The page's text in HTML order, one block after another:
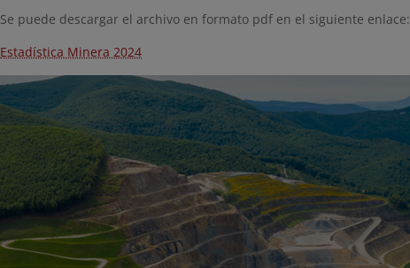
Se puede descargar el archivo en formato pdf en el siguiente enlace:
Estadística Minera 2024